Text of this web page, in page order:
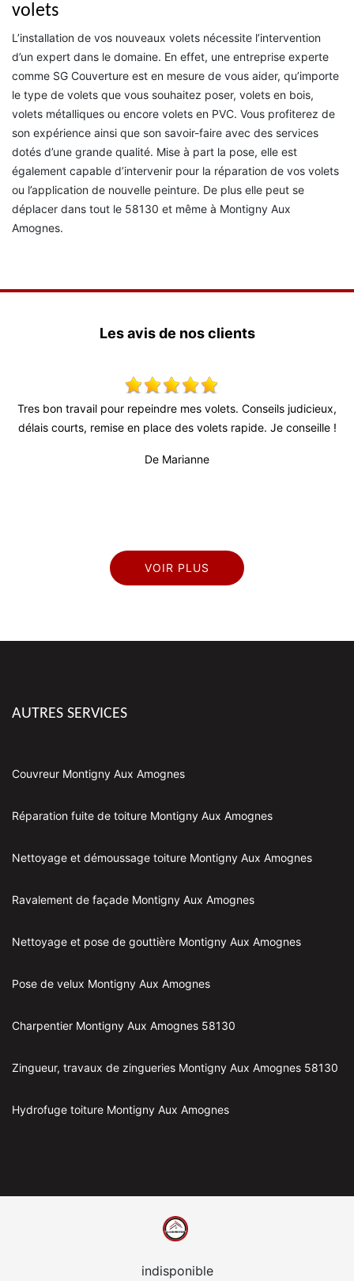
volets
L’installation de vos nouveaux volets nécessite l’intervention
d’un expert dans le domaine. En effet, une entreprise experte
comme SG Couverture est en mesure de vous aider, qu’importe
le type de volets que vous souhaitez poser, volets en bois,
volets métalliques ou encore volets en PVC. Vous profiterez de
son expérience ainsi que son savoir-faire avec des services
dotés d’une grande qualité. Mise à part la pose, elle est
également capable d’intervenir pour la réparation de vos volets
ou l’application de nouvelle peinture. De plus elle peut se
déplacer dans tout le 58130 et même à Montigny Aux
Amognes.
Les avis de nos clients
!
Très bon relationnel, patron très actif et à l’écoute. Délais
fiable (surtout au vu de la conjoncture actuelle) et
propre.
VOIR PLUS
AUTRES SERVICES
Couvreur Montigny Aux Amognes
Réparation fuite de toiture Montigny Aux Amognes
Nettoyage et démoussage toiture Montigny Aux Amognes
Ravalement de façade Montigny Aux Amognes
Nettoyage et pose de gouttière Montigny Aux Amognes
Pose de velux Montigny Aux Amognes
Charpentier Montigny Aux Amognes 58130
Zingueur, travaux de zingueries Montigny Aux Amognes 58130
Hydrofuge toiture Montigny Aux Amognes
indisponible